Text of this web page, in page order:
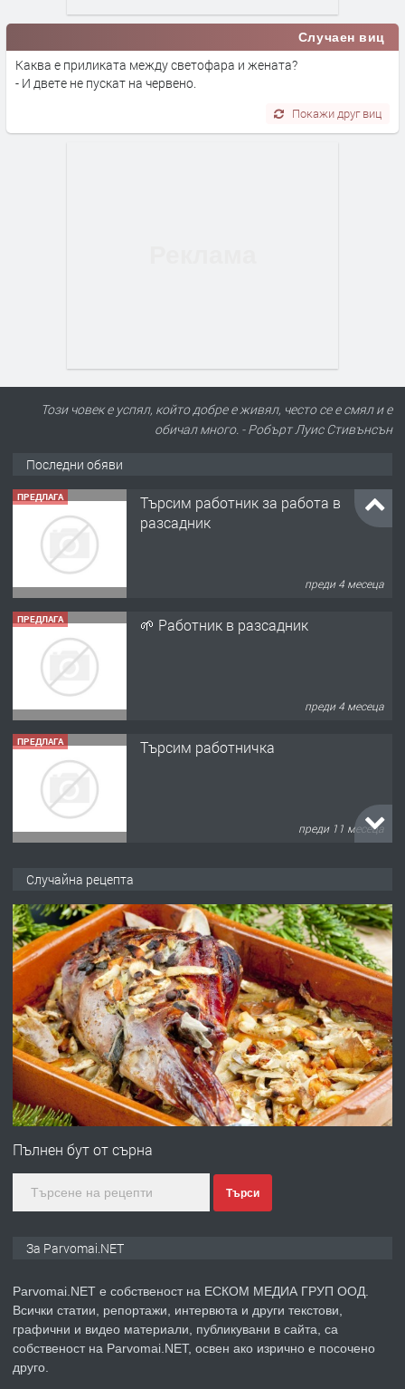
Случаен виц
Каква е приликата между светофара и жената?
- И двете не пускат на червено.
Покажи друг виц
Този човек е успял, който добре е живял, често се е смял и е
обичал много. - Робърт Луис Стивънсън
Последни обяви
Търсим работник за работа в
разсадник
ПРЕДЛАГА 🌱 Работник в разсадник
ПРЕДЛАГА
ПРЕДЛАГА
преди 1 година
ПРЕДЛАГА
преди 1 година
ПРЕДЛАГА
Първи поход "По стъпките на Ангел
Войвода"
преди 1 година
ПРЕДЛАГА
медицинската индустрия
ПРЕДЛАГА
преди 1 година
ПРЕДЛАГА
Случайна рецепта
Пълнен бут от сърна
Търси
За Parvomai.NET
Parvomai.NET е собственост на ЕСКОМ МЕДИА ГРУП ООД.
Всички статии, репортажи, интервюта и други текстови,
графични и видео материали, публикувани в сайта, са
собственост на Parvomai.NET, освен ако изрично е посочено
друго.